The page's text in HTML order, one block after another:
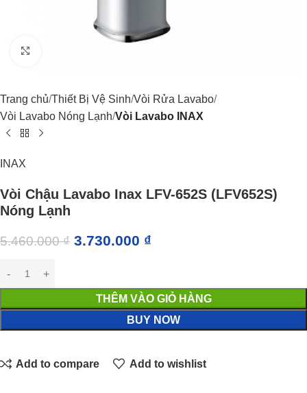
Trang chủ Thiết Bị Vệ Sinh Vòi Rửa Lavabo
Vòi Lavabo Nóng Lạnh Vòi Lavabo INAX
INAX
Vòi Chậu Lavabo Inax LFV-652S (LFV652S)
Nóng Lạnh
5.460.000₫ 3.730.000 ₫
THÊM VÀO GIỎ HÀNG
BUY NOW
Add to compare Add to wishlist